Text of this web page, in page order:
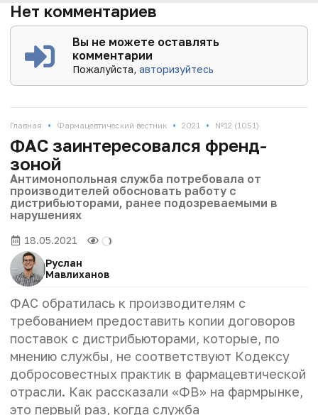
Нет комментариев
Вы не можете оставлять
комментарии
Пожалуйста,авторизуйтесь
Главная • Фармацевтический вестник • 2021 • №12 (1051)
ФАС заинтересовался френд-
зоной
Антимонопольная служба потребовала от
производителей обосновать работу с
дистрибьюторами, ранее подозреваемыми в
нарушениях
18.05.2021
Руслан
Мавлиханов
ФАС обратилась к производителям с
требованием предоставить копии договоров
поставок с дистрибьюторами, которые, по
мнению службы, не соответствуют Кодексу
добросовестных практик в фармацевтической
отрасли. Как рассказали «ФВ» на фармрынке,
это первый раз, когда служба